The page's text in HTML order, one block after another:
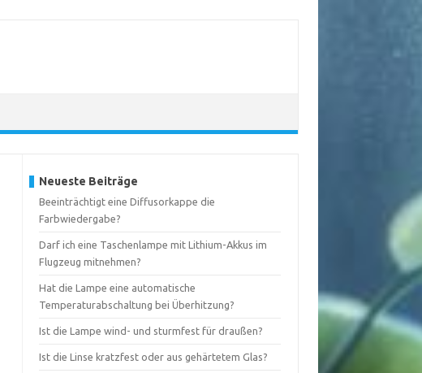
Neueste Beiträge
Beeinträchtigt eine Diffusorkappe die
Farbwiedergabe?
Darf ich eine Taschenlampe mit Lithium-Akkus im
Flugzeug mitnehmen?
Hat die Lampe eine automatische
Temperaturabschaltung bei Überhitzung?
Ist die Lampe wind- und sturmfest für draußen?
Ist die Linse kratzfest oder aus gehärtetem Glas?